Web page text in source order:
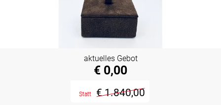
aktuelles Gebot
€ 0,00
Statt € 1.840,00